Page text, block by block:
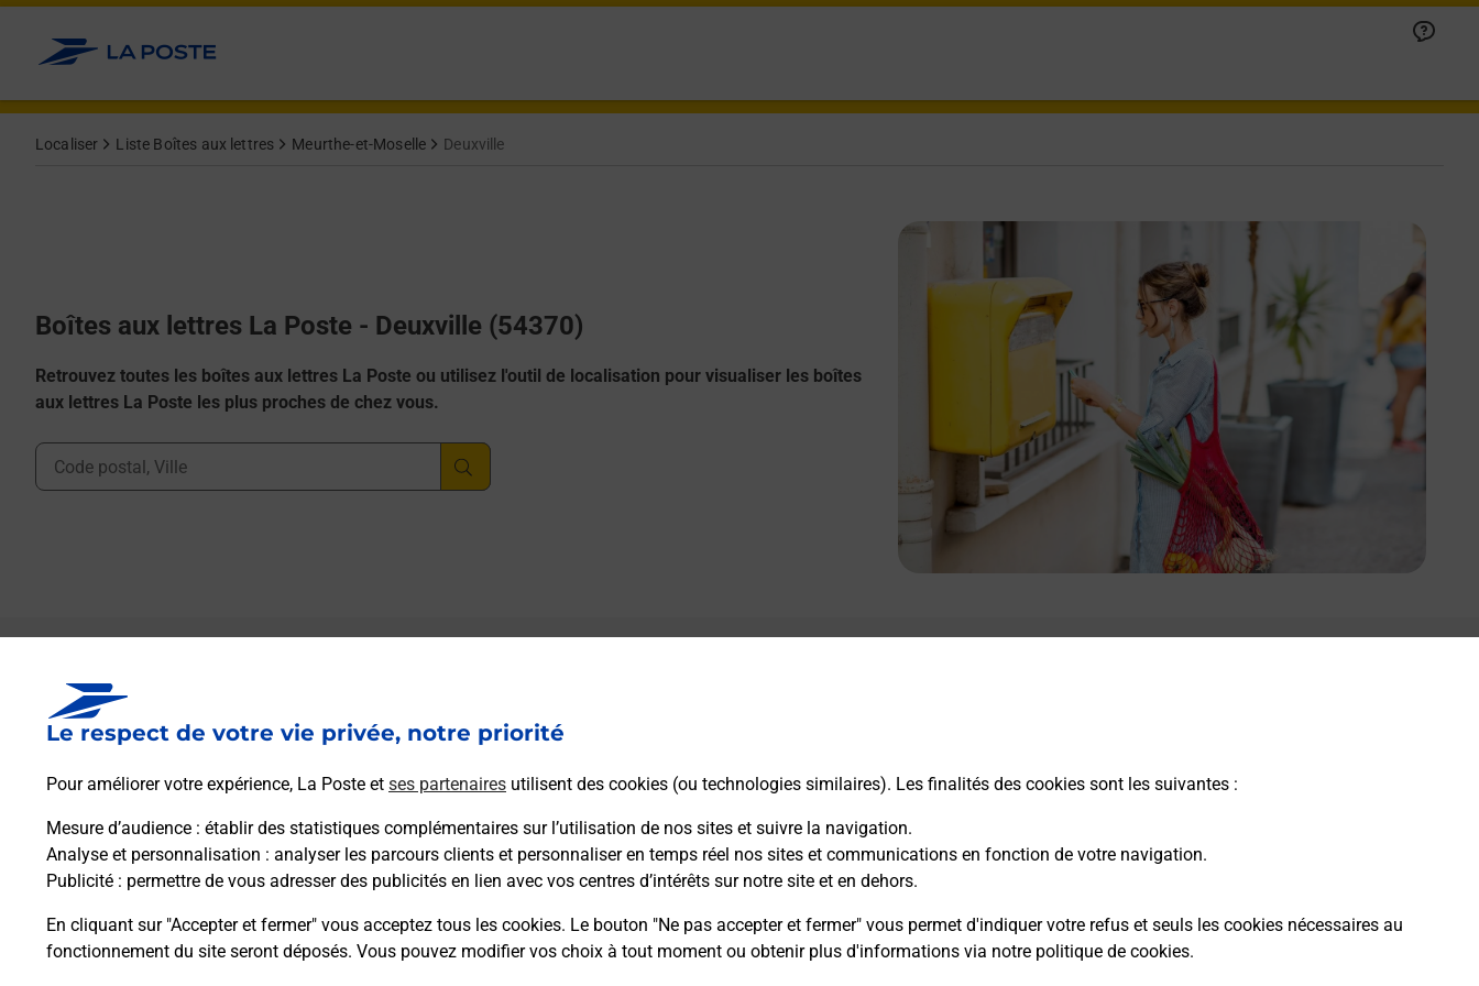
Le respect de votre vie privée, notre priorité
Pour améliorer votre expérience, La Poste et ses partenaires utilisent des cookies (ou technologies similaires). Les finalités des cookies sont les suivantes :
Mesure d’audience : établir des statistiques complémentaires sur l’utilisation de nos sites et suivre la navigation.
Analyse et personnalisation : analyser les parcours clients et personnaliser en temps réel nos sites et communications en fonction de votre navigation.
Publicité : permettre de vous adresser des publicités en lien avec vos centres d’intérêts sur notre site et en dehors.
En cliquant sur "Accepter et fermer" vous acceptez tous les cookies. Le bouton "Ne pas accepter et fermer" vous permet d'indiquer votre refus et seuls les cookies nécessaires au
fonctionnement du site seront déposés. Vous pouvez modifier vos choix à tout moment ou obtenir plus d'informations via notre politique de cookies.
Allez au contenu
Localiser Liste Boîtes aux lettres Meurthe-et-Moselle Deuxville
Boîtes aux lettres La Poste - Deuxville (54370)
Retrouvez toutes les boîtes aux lettres La Poste ou utilisez l'outil de localisation pour visualiser les boîtes
aux lettres La Poste les plus proches de chez vous.
Ville, Département, Code Postal
Boîte aux lettres La Poste
Prochaine collecte du courrier vendredià
54370 Deuxville
Itinéraire